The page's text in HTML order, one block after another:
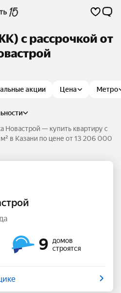
с рассрочкой от
акции Цена Метро
Новастрой — купить квартиру с
в Казани по цене от 13 206 000
9
домов
строятся